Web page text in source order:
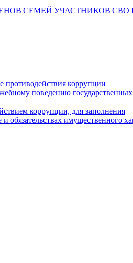
СЕМЕЙ УЧАСТНИКОВ
коррупции
поведению
коррупции, для заполнения
обязательствах имущественного